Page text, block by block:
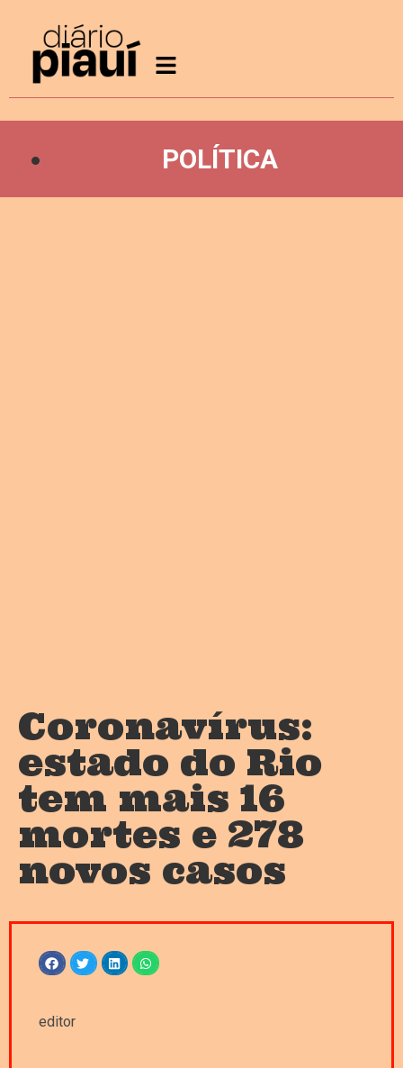
POLÍTICA
Coronavírus:
estado do Rio
tem mais 16
mortes e 278
novos casos
editor